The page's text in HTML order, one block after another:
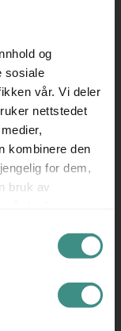
og
sosiale
vår. Vi deler
nettstedet
kombinere den
for dem,
bruk av
kjøp eller